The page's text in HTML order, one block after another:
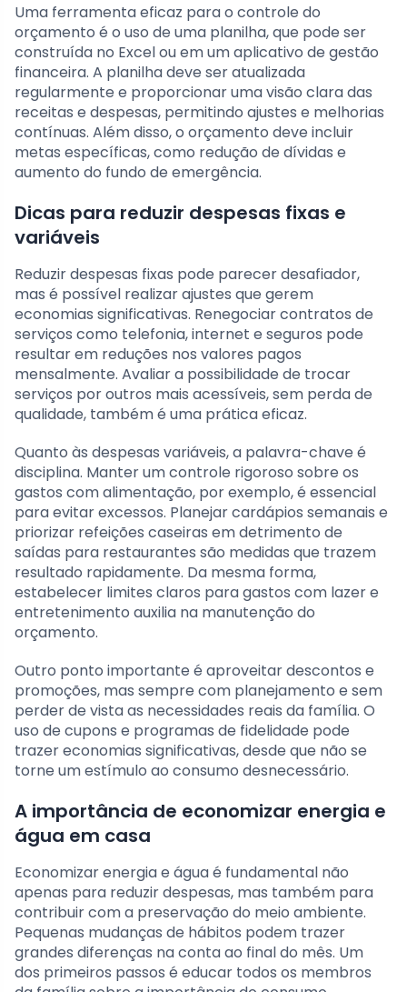
Uma ferramenta eficaz para o controle do
orçamento é o uso de uma planilha, que pode ser
construída no Excel ou em um aplicativo de gestão
financeira. A planilha deve ser atualizada
regularmente e proporcionar uma visão clara das
receitas e despesas, permitindo ajustes e melhorias
contínuas. Além disso, o orçamento deve incluir
metas específicas, como redução de dívidas e
aumento do fundo de emergência.
Dicas para reduzir despesas fixas e
variáveis
Reduzir despesas fixas pode parecer desafiador,
mas é possível realizar ajustes que gerem
economias significativas. Renegociar contratos de
serviços como telefonia, internet e seguros pode
resultar em reduções nos valores pagos
mensalmente. Avaliar a possibilidade de trocar
serviços por outros mais acessíveis, sem perda de
qualidade, também é uma prática eficaz.
Quanto às despesas variáveis, a palavra-chave é
disciplina. Manter um controle rigoroso sobre os
gastos com alimentação, por exemplo, é essencial
para evitar excessos. Planejar cardápios semanais e
priorizar refeições caseiras em detrimento de
saídas para restaurantes são medidas que trazem
resultado rapidamente. Da mesma forma,
estabelecer limites claros para gastos com lazer e
entretenimento auxilia na manutenção do
orçamento.
Outro ponto importante é aproveitar descontos e
promoções, mas sempre com planejamento e sem
perder de vista as necessidades reais da família. O
uso de cupons e programas de fidelidade pode
trazer economias significativas, desde que não se
torne um estímulo ao consumo desnecessário.
A importância de economizar energia e
água em casa
Economizar energia e água é fundamental não
apenas para reduzir despesas, mas também para
contribuir com a preservação do meio ambiente.
Pequenas mudanças de hábitos podem trazer
grandes diferenças na conta ao final do mês. Um
dos primeiros passos é educar todos os membros